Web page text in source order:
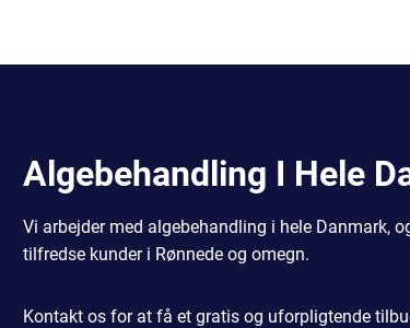
Algebehandling I Hele
Vi arbejder med algebehandling i hele Danmark,
tilfredse kunder i Rønnede og omegn.
Kontakt os for at få et gratis og uforpligtende